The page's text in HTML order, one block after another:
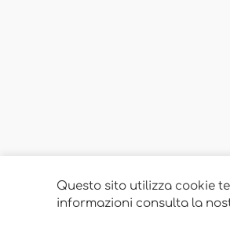
Questo sito utilizza cookie
informazioni consulta la